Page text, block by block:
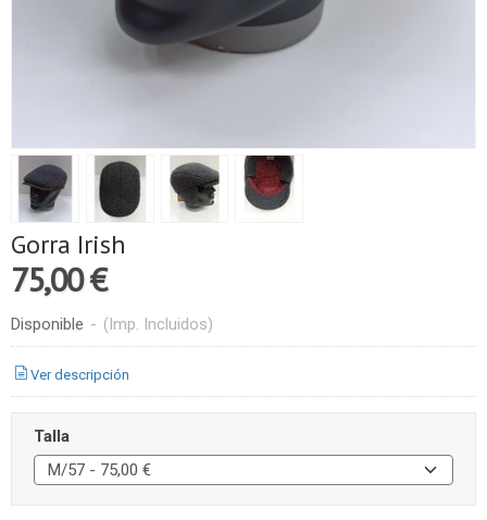
Gorra Irish
75,00 €
Disponible - (Imp. Incluidos)
Ver descripción
Talla